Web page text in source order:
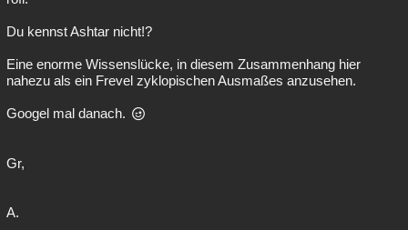
Du kennst Ashtar nicht!?
Eine enorme Wissenslücke, in diesem Zusammenhang hier
nahezu als ein Frevel zyklopischen Ausmaßes anzusehen.
Googel mal danach.
Gr,
A.